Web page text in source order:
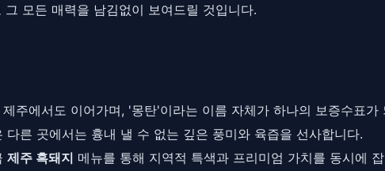
모든 매력을 남김없이 보여드릴 것입니다.
주에서도 이어가며, '몽탄'이라는 이름 자체가 하나의 보증수표가
른 곳에서는 흉내 낼 수 없는 깊은 풍미와 육즙을 선사합니다.
제주 흑돼지 메뉴를 통해 지역적 특색과 프리미엄 가치를 동시에